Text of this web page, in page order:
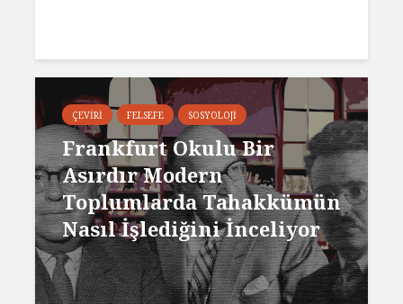
ÇEVIRI FELSEFE SOSYOLOJI
Frankfurt Okulu Bir
Asırdır Modern
Toplumlarda Tahakkümün
Nasıl İşlediğini İnceliyor